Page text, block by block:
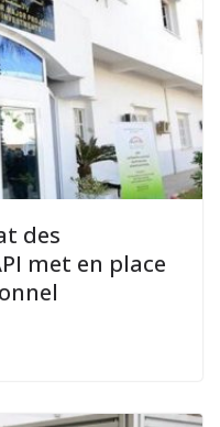
des
met en place